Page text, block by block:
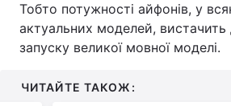
Тобто потужності айфонів, у
актуальних моделей,
запуску великої мовної моделі.
ЧИТАЙТЕ ТАКОЖ: